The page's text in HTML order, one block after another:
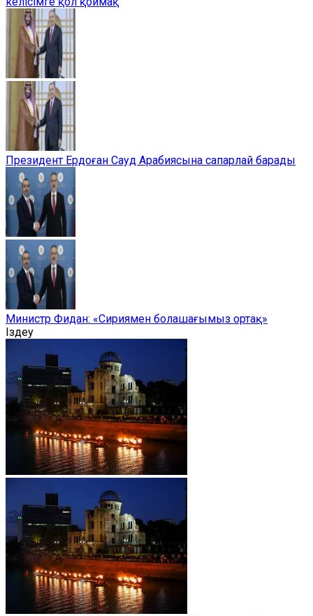
Президент Ердоған Сауд Арабиясына сапарлай барады
Министр Фидан: «Сириямен болашағымыз ортақ»
Іздеу